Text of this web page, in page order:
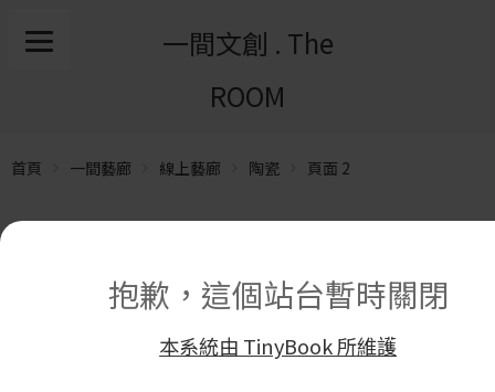
抱歉，這個站台暫時關閉
本系統由 TinyBook 所維護
一間文創 . The
ROOM
首頁 一間藝廊 線上藝廊 陶瓷 頁面 2